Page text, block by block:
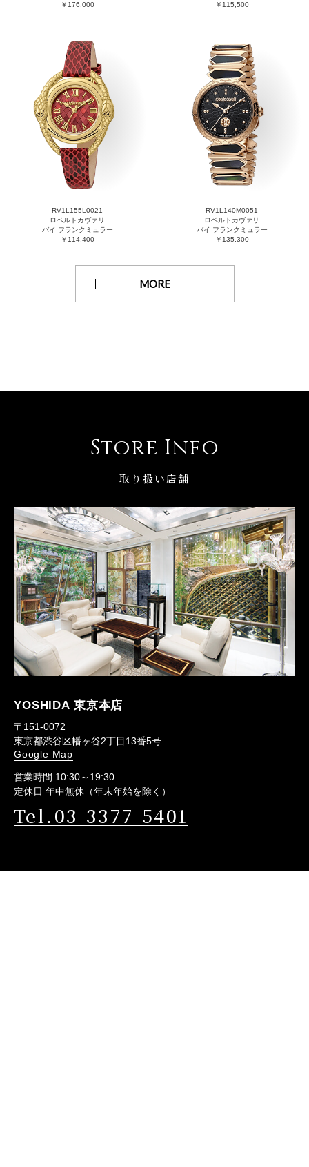
￥176,000 ￥115,500
RV1L155L0021
ロベルトカヴァリ
バイ フランクミュラー
￥114,400
RV1L140M0051
ロベルトカヴァリ
バイ フランクミュラー
￥135,300
MORE
Store Info
取り扱い店舗
YOSHIDA 東京本店
〒151-0072
東京都渋谷区幡ヶ谷2丁目13番5号
Google Map
営業時間 10:30～19:30
定休日 年中無休（年末年始を除く）
Tel.03-3377-5401